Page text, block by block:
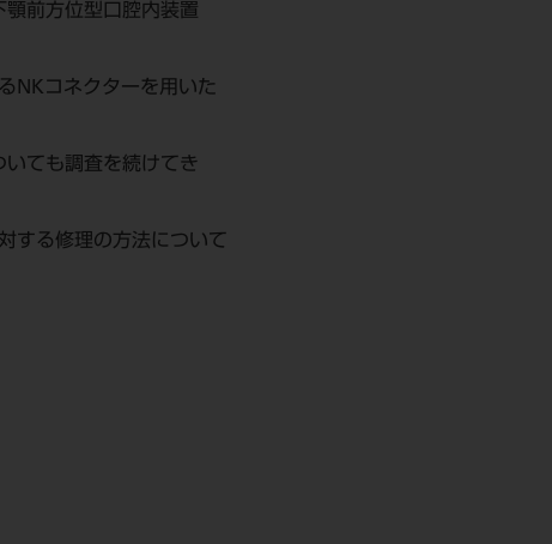
前方位型口腔内装置
NKコネクターを用いた
ても調査を続けてき
する修理の方法について